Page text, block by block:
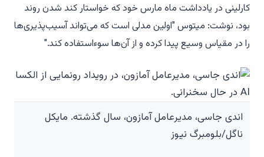
کارلینی در یادداشت ماه مارس خود که خواستار کند شدن روند
بود، نوشت: میتوس "اولین مدلی است که می‌تواند آسیب‌پذیری‌ها
را در مقیاس وسیع پیدا کرده و از آن‌ها سوءاستفاده کند."
اندی جاسی، مدیرعامل آمازون، سال گذشته. مایکل
ناگل/بلومبرگ نیوز